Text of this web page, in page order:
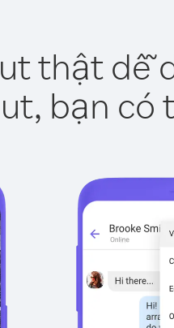
thật dễ
bạn có